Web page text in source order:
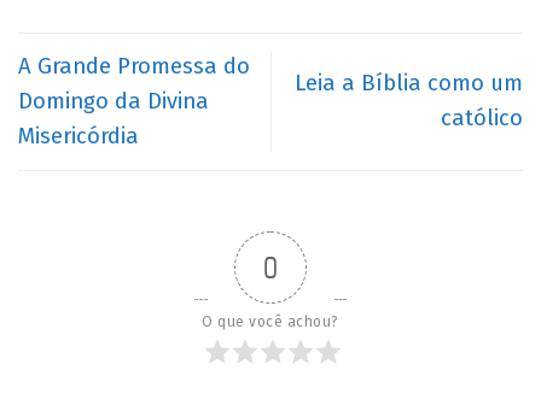
A Grande Promessa do
Domingo da Divina
Misericórdia
Leia a Bíblia como um
católico
0
O que você achou?